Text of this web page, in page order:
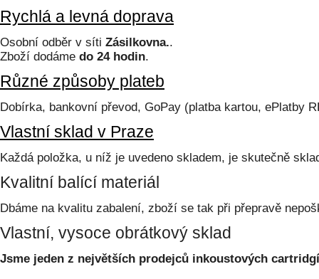
Rychlá a levná doprava
Osobní odběr v síti Zásilkovna..
Zboží dodáme do 24 hodin.
Různé způsoby plateb
Dobírka, bankovní převod, GoPay (platba kartou, ePlatby
Vlastní sklad v Praze
Každá položka, u níž je uvedeno skladem, je skutečně
Kvalitní balící materiál
Dbáme na kvalitu zabalení, zboží se tak při přepravě
Vlastní, vysoce obrátkový sklad
Jsme jeden z největších prodejců inkoustových